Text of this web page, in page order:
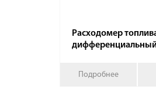
Расходомер
Подробнее